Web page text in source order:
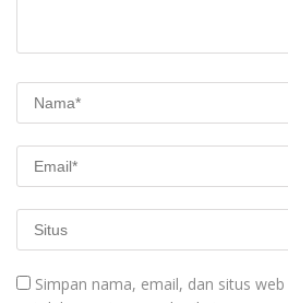
Simpan nama, email, dan situs